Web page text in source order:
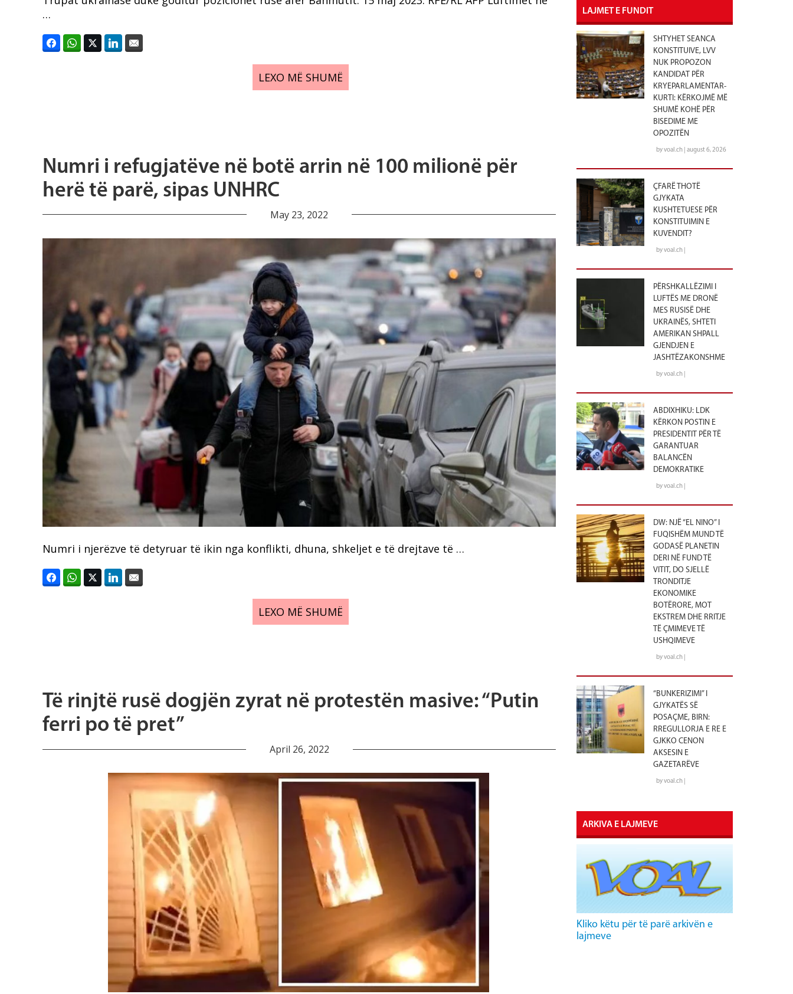
…
LEXO MË SHUMË
Numri i refugjatëve në botë arrin në 100 milionë për
herë të parë, sipas UNHRC
May 23, 2022
Numri i njerëzve të detyruar të ikin nga konflikti, dhuna, shkeljet e të drejtave të …
LEXO MË SHUMË
Të rinjtë rusë dogjën zyrat në protestën masive: “Putin
ferri po të pret”
April 26, 2022
LAJMET E FUNDIT
SHTYHET SEANCA
KONSTITUIVE, LVV
NUK PROPOZON
KANDIDAT PËR
KRYEPARLAMENTAR-
KURTI: KËRKOJMË MË
SHUMË KOHË PËR
BISEDIME ME
OPOZITËN
by voal.ch | august 6, 2026
ÇFARË THOTË
GJYKATA
KUSHTETUESE PËR
KONSTITUIMIN E
KUVENDIT?
by voal.ch |
PËRSHKALLËZIMI I
LUFTËS ME DRONË
MES RUSISË DHE
UKRAINËS, SHTETI
AMERIKAN SHPALL
GJENDJEN E
JASHTËZAKONSHME
by voal.ch |
ABDIXHIKU: LDK
KËRKON POSTIN E
PRESIDENTIT PËR TË
GARANTUAR
BALANCËN
DEMOKRATIKE
by voal.ch |
DW: NJË “EL NINO” I
FUQISHËM MUND TË
GODASË PLANETIN
DERI NË FUND TË
VITIT, DO SJELLË
TRONDITJE
EKONOMIKE
BOTËRORE, MOT
EKSTREM DHE RRITJE
TË ÇMIMEVE TË
USHQIMEVE
by voal.ch |
“BUNKERIZIMI” I
GJYKATËS SË
POSAÇME, BIRN:
RREGULLORJA E RE E
GJKKO CENON
AKSESIN E
GAZETARËVE
by voal.ch |
ARKIVA E LAJMEVE
Kliko këtu për të parë arkivën e
lajmeve